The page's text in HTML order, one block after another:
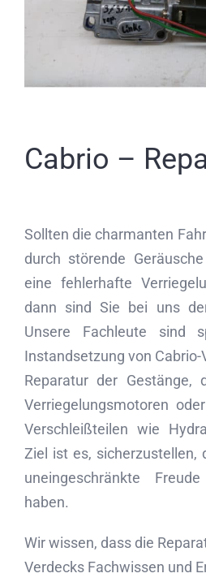
Cabrio –
Sollten die charmanten
durch störende
eine fehlerhafte
dann sind Sie bei uns
Unsere Fachleute sind
Instandsetzung von Cabrio-
Reparatur der Gestänge,
Verriegelungsmotoren
Verschleißteilen wie
Ziel ist es, sicherzustellen,
uneingeschränkte
haben.
Wir wissen, dass die
Verdecks Fachwissen und